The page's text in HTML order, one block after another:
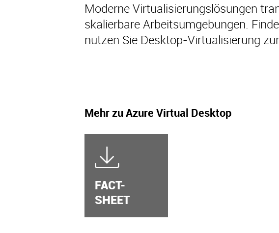
Moderne Virtualisierungslösungen
skalierbare Arbeitsumgebungen.
nutzen Sie Desktop-Virtualisierung
Mehr zu Azure Virtual Desktop
FACT-
SHEET